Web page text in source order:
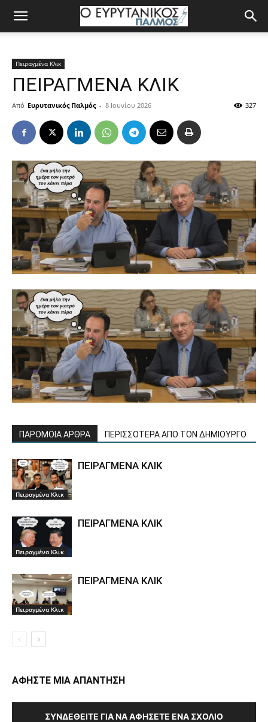
Πειραγμένα Κλικ
ΠΕΙΡΑΓΜΕΝΑ ΚΛΙΚ
Από Ευρυτανικός Παλμός - 8 Ιουνίου 2026 327
ΠΑΡΟΜΟΙΑ ΑΡΘΡΑ ΠΕΡΙΣΣΟΤΕΡΑ ΑΠΟ ΤΟΝ ΔΗΜΙΟΥΡΓΟ
Πειραγμένα Κλικ
ΠΕΙΡΑΓΜΕΝΑ ΚΛΙΚ
Πειραγμένα Κλικ
ΠΕΙΡΑΓΜΕΝΑ ΚΛΙΚ
Πειραγμένα Κλικ
ΠΕΙΡΑΓΜΕΝΑ ΚΛΙΚ
ΑΦΗΣΤΕ ΜΙΑ ΑΠΑΝΤΗΣΗ
ΣΥΝΔΕΘΕΊΤΕ ΓΙΑ ΝΑ ΑΦΉΣΕΤΕ ΈΝΑ ΣΧΌΛΙΟ